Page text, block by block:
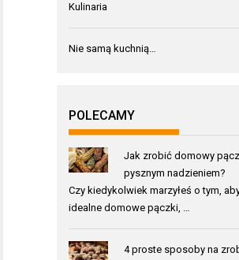
Kulinaria
Nie samą kuchnią…
POLECAMY
Jak zrobić domowy
pysznym nadzieniem?
Czy kiedykolwiek marzyłeś o tym,
idealne domowe pączki, …
4 proste sposoby na